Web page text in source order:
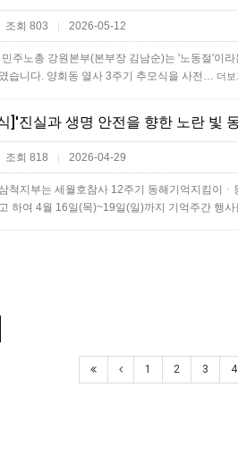
조회 803 | 2026-05-12
주노총 강원본부(본부장 김남순)는 '노동절'이
습니다. 양회동 열사 3주기 추모식을 사전… 더보
]'진실과 생명 안전을 향한 노란 빛
조회 818 | 2026-04-29
척지부는 세월호참사 12주기 동해기억지킴이
하여 4월 16일(목)~19일(일)까지 기억주간 행
1 2 3 4